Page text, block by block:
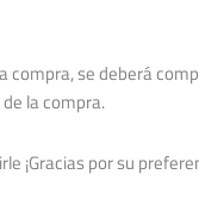
compra, se deberá
la compra.
¡Gracias por su